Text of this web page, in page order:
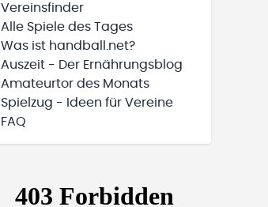
Vereinsfinder
Alle Spiele des Tages
Was ist handball.net?
Auszeit - Der Ernährungsblog
Amateurtor des Monats
Spielzug - Ideen für Vereine
FAQ